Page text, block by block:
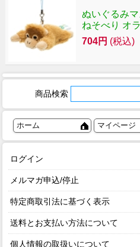
ぬいぐるみマ
ねそべり オ
704円 (税込)
商品検索
ホーム マイページ
ログイン
メルマガ申込/停止
特定商取引法に基づく表示
送料とお支払い方法について
個人情報の取扱いについて